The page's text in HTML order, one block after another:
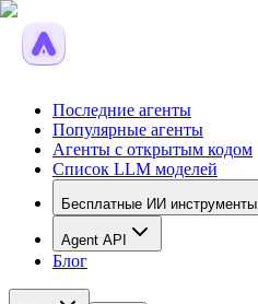
Последние агенты
Популярные агенты
Агенты с открытым кодом
Список LLM моделей
Бесплатные ИИ инструменты
Agent API
Блог